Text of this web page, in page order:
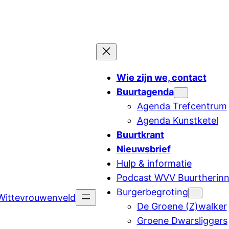
Wie zijn we, contact
Buurtagenda
Agenda Trefcentrum
Agenda Kunstketel
Buurtkrant
Nieuwsbrief
Hulp & informatie
Podcast WVV
Burgerbegroting
De Groene (Z)walker
Groene Dwarsliggers